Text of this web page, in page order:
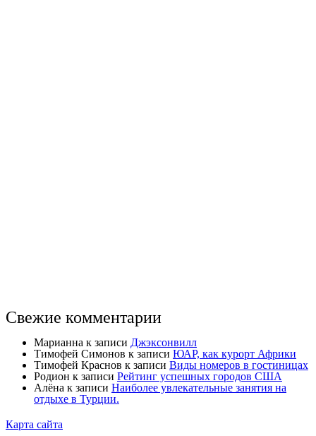
Свежие комментарии
Марианна к записи Джэксонвилл
Тимофей Симонов к записи ЮАР, как курорт Африки
Тимофей Краснов к записи Виды номеров в гостиницах
Родион к записи Рейтинг успешных городов США
Алёна к записи Наиболее увлекательные занятия на
отдыхе в Турции.
Карта сайта